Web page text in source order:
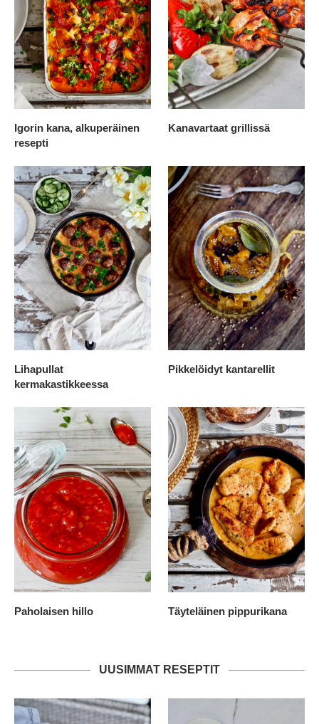
Igorin kana, alkuperäinen
resepti
Kanavartaat grillissä
Lihapullat
kermakastikkeessa
Pikkelöidyt kantarellit
Paholaisen hillo Täyteläinen pippurikana
UUSIMMAT RESEPTIT